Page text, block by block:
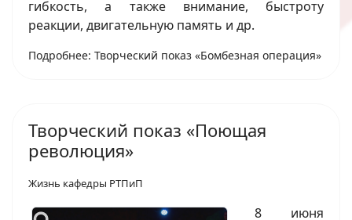
гибкость, а также внимание, быстроту
реакции, двигательную память и др.
Подробнее: Творческий показ «Бомбезная операция»
Творческий показ «Поющая
революция»
Жизнь кафедры РТПиП
8 июня